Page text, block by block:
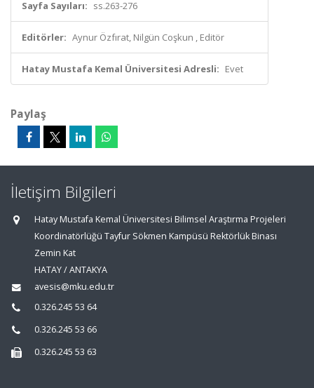
Sayfa Sayıları: ss.263-276
Editörler: Aynur Özfırat, Nilgün Coşkun , Editör
Hatay Mustafa Kemal Üniversitesi Adresli: Evet
Paylaş
İletişim Bilgileri
Hatay Mustafa Kemal Üniversitesi Bilimsel Araştırma Projeleri
Koordinatörlüğü Tayfur Sökmen Kampüsü Rektörlük Binası
Zemin Kat
HATAY / ANTAKYA
avesis@mku.edu.tr
0.326.245 53 64
0.326.245 53 66
0.326.245 53 63